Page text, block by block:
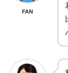
FAN